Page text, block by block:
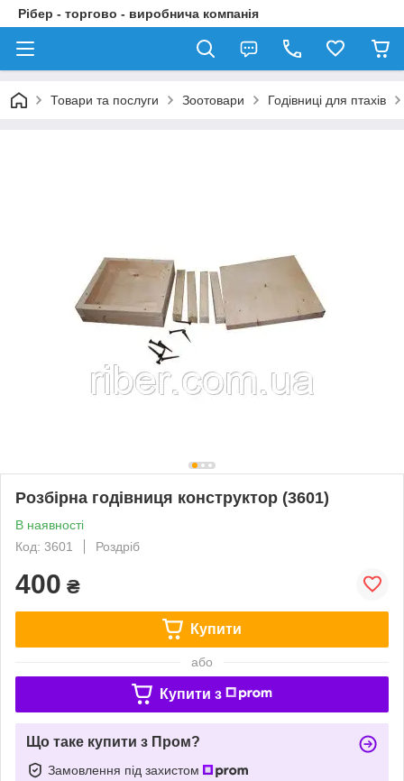
Рібер - торгово - виробнича компанія
Товари та послуги Зоотовари Годівниці для птахів
Розбірна годівниця конструктор (3601)
В наявності
Код: 3601
Роздріб
400 ₴
Купити
або
Купити з
Що таке купити з Пром?
Замовлення під захистом